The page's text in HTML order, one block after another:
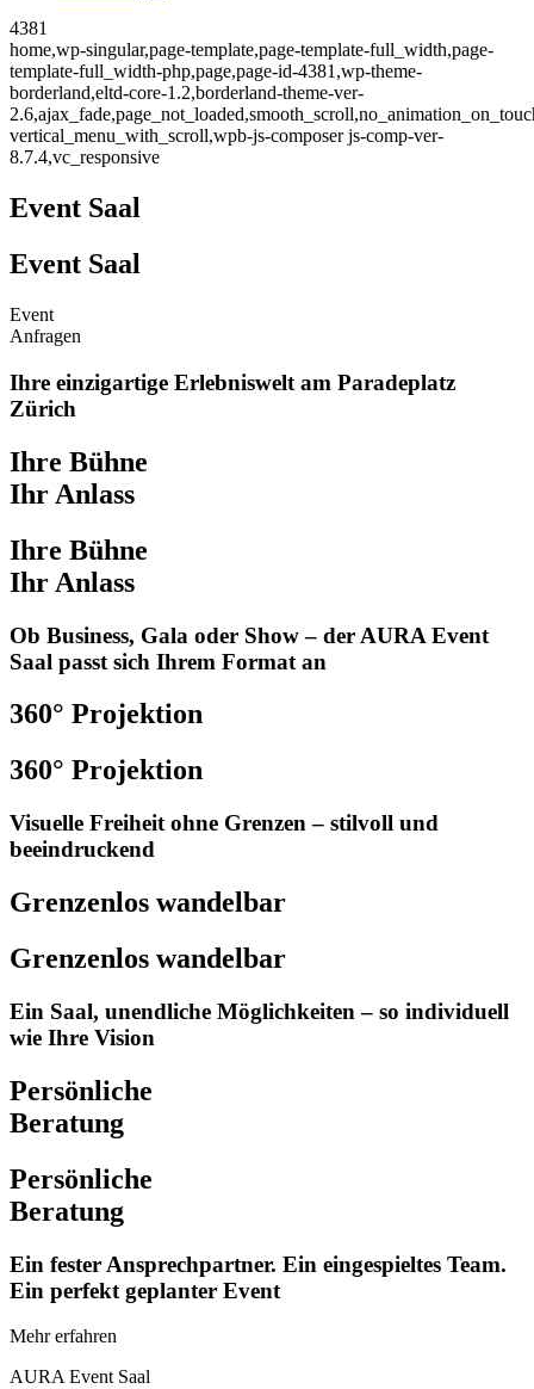
4381
home,wp-singular,page-template,page-template-full_width,page-
template-full_width-php,page,page-id-4381,wp-theme-
borderland,eltd-core-1.2,borderland-theme-ver-
vertical_menu_with_scroll,wpb-js-composer js-comp-ver-
8.7.4,vc_responsive
Event Saal
Event Saal
Event
Anfragen
Ihre einzigartige Erlebniswelt am Paradeplatz
Zürich
Ihre Bühne
Ihr Anlass
Ihre Bühne
Ihr Anlass
Ob Business, Gala oder Show – der AURA Event
Saal passt sich Ihrem Format an
360° Projektion
360° Projektion
Visuelle Freiheit ohne Grenzen – stilvoll und
beeindruckend
Grenzenlos wandelbar
Grenzenlos wandelbar
Ein Saal, unendliche Möglichkeiten – so individuell
wie Ihre Vision
Persönliche
Beratung
Persönliche
Beratung
Ein fester Ansprechpartner. Ein eingespieltes Team.
Ein perfekt geplanter Event
Mehr erfahren
AURA Event Saal